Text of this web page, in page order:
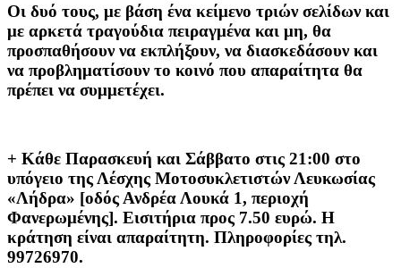
Οι δυό τους, με βάση ένα κείμενο τριών σελίδων και
με αρκετά τραγούδια πειραγμένα και μη, θα
προσπαθήσουν να εκπλήξουν, να διασκεδάσουν και
να προβληματίσουν το κοινό που απαραίτητα θα
πρέπει να συμμετέχει.
+ Κάθε Παρασκευή και Σάββατο στις 21:00 στο
υπόγειο της Λέσχης Μοτοσυκλετιστών Λευκωσίας
«Λήδρα» [οδός Ανδρέα Λουκά 1, περιοχή
Φανερωμένης]. Εισιτήρια προς 7.50 ευρώ. Η
κράτηση είναι απαραίτητη. Πληροφορίες τηλ.
99726970.